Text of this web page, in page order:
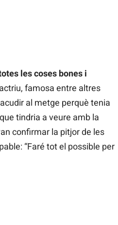
les coses bones i
famosa entre altres
al metge perquè tenia
tindria a veure amb la
confirmar la pitjor de les
“Faré tot el possible per